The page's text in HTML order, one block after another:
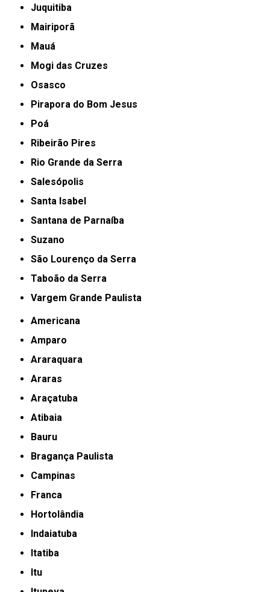
Juquitiba
Mairiporã
Mauá
Mogi das Cruzes
Osasco
Pirapora do Bom Jesus
Poá
Ribeirão Pires
Rio Grande da Serra
Salesópolis
Santa Isabel
Santana de Parnaíba
Suzano
São Lourenço da Serra
Taboão da Serra
Vargem Grande Paulista
Americana
Amparo
Araraquara
Araras
Araçatuba
Atibaia
Bauru
Bragança Paulista
Campinas
Franca
Hortolândia
Indaiatuba
Itatiba
Itu